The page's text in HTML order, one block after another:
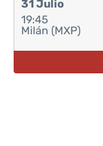
31 Julio
19:45
Milán (MXP)